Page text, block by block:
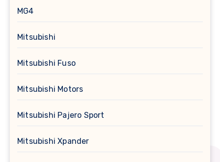
MG4
Mitsubishi
Mitsubishi Fuso
Mitsubishi Motors
Mitsubishi Pajero Sport
Mitsubishi Xpander